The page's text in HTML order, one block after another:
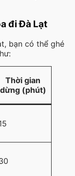
đi Đà Lạt
bạn có thể ghé
Thời gian
dừng (phút)